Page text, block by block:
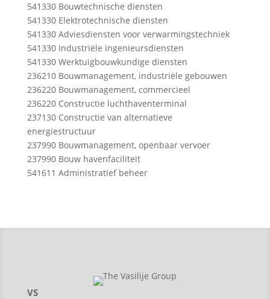
541330 Bouwtechnische diensten
541330 Elektrotechnische diensten
541330 Adviesdiensten voor verwarmingstechniek
541330 Industriële ingenieursdiensten
541330 Werktuigbouwkundige diensten
236210 Bouwmanagement, industriële gebouwen
236220 Bouwmanagement, commercieel
236220 Constructie luchthaventerminal
237130 Constructie van alternatieve
energiestructuur
237990 Bouwmanagement, openbaar vervoer
237990 Bouw havenfaciliteit
541611 Administratief beheer
VS